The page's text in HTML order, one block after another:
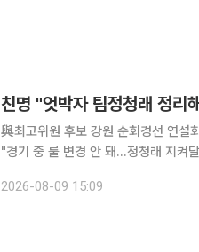
친명 "엇박자 팀정청래 정리
與최고위원 후보 강원 순회경선 연설
"경기 중 룰 변경 안 돼…정청래 지켜달라" 더불어민주당 8·17 전당대회 당대표 경선에
한층 가열됐다. 강원 합동연설회에서
2026-08-09 15:09